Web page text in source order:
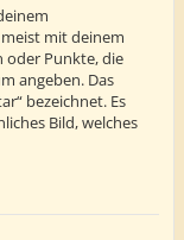
mit deinem
oder Punkte, die
angeben. Das
bezeichnet. Es
Bild, welches